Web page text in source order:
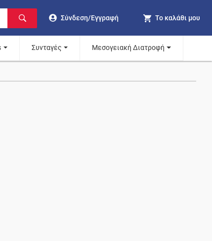
Σύνδεση/Εγγραφή Το καλάθι μου
Συνταγές Μεσογειακή Διατροφή